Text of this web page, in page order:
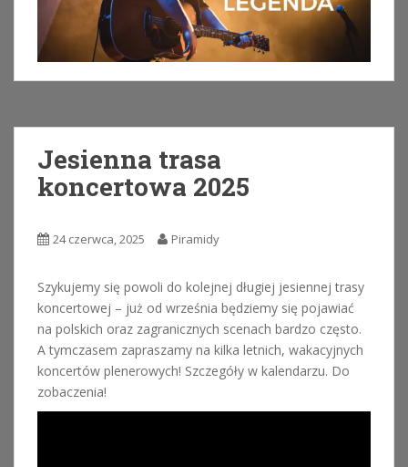
Jesienna trasa
koncertowa 2025
24 czerwca, 2025 Piramidy
Szykujemy się powoli do kolejnej długiej jesiennej trasy
koncertowej – już od września będziemy się pojawiać
na polskich oraz zagranicznych scenach bardzo często.
A tymczasem zapraszamy na kilka letnich, wakacyjnych
koncertów plenerowych! Szczegóły w kalendarzu. Do
zobaczenia!